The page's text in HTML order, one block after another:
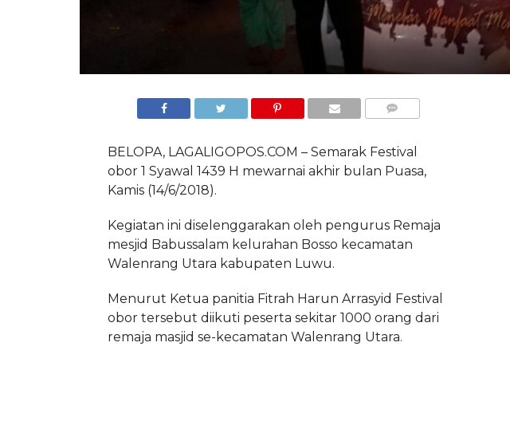
BELOPA, LAGALIGOPOS.COM – Semarak Festival
obor 1 Syawal 1439 H mewarnai akhir bulan Puasa,
Kamis (14/6/2018).
Kegiatan ini diselenggarakan oleh pengurus Remaja
mesjid Babussalam kelurahan Bosso kecamatan
Walenrang Utara kabupaten Luwu.
Menurut Ketua panitia Fitrah Harun Arrasyid Festival
obor tersebut diikuti peserta sekitar 1000 orang dari
remaja masjid se-kecamatan Walenrang Utara.